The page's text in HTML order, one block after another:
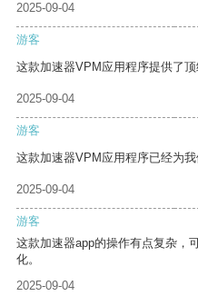
2025-09-04
游客
这款加速器VPM应用程序提供了顶
2025-09-04
游客
这款加速器VPM应用程序已经为
2025-09-04
游客
这款加速器app的操作有点复杂，
化。
2025-09-04